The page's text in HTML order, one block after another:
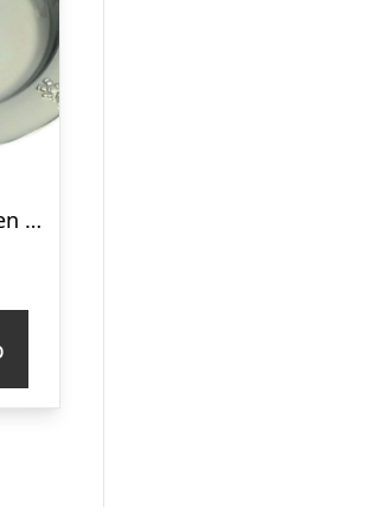
Nordahl Andersen Bamsebjørn Tallerken